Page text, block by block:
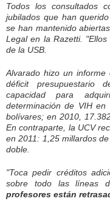
Todos los consultados
jubilados que han
se han mantenido
Legal en la Razetti.
de la USB.
Alvarado hizo un
déficit presupuestario
capacidad para
determinación de VIH
bolívares; en 2010,
En contraparte, la UCV
en 2011: 1,25 millardos
doble.
"Toca pedir créditos
sobre todo las líneas
profesores están